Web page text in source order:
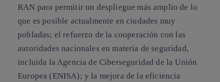
RAN para permitir un despliegue más amplio de lo
que es posible actualmente en ciudades muy
pobladas; el refuerzo de la cooperación con las
autoridades nacionales en materia de seguridad,
incluida la Agencia de Ciberseguridad de la Unión
Europea (ENISA); y la mejora de la eficiencia